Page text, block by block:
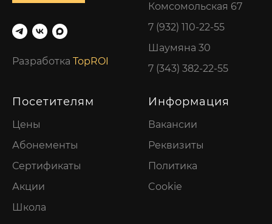
Разработка TopROI
Комсомольская 67
7 (932) 110-22-55
Шаумяна 30
7 (343) 382-22-55
Посетителям
Цены
Абонементы
Сертификаты
Акции
Школа
Информация
Вакансии
Реквизиты
Политика
Cookie